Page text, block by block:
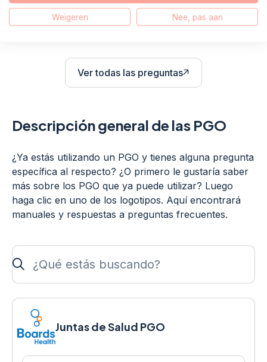
¿Cómo sé qué PBL usar?
Ver todas las preguntas
El enlace se abre en una
Descripción general de las PGO
¿Ya estás utilizando un PGO y tienes alguna pregunta
específica al respecto? ¿O primero le gustaría saber
más sobre los PGO que ya puede utilizar? Luego
haga clic en uno de los logotipos. Aquí encontrará
manuales y respuestas a preguntas frecuentes.
¿Qué estás buscando?
Juntas de Salud PGO
Weigeren Nee, pas aan